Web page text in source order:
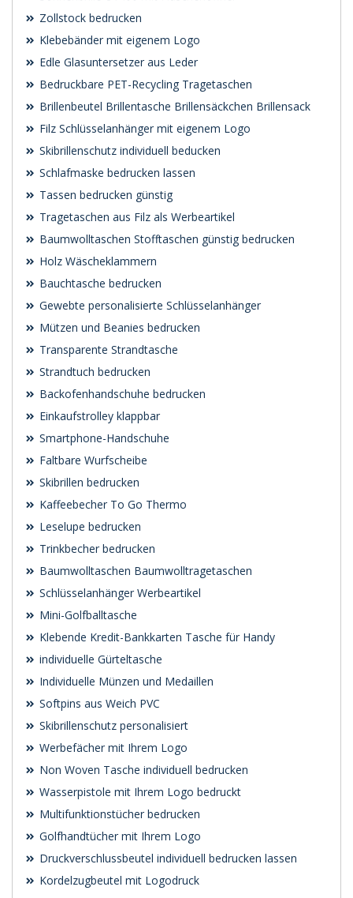
Zollstock bedrucken
Klebebänder mit eigenem Logo
Edle Glasuntersetzer aus Leder
Bedruckbare PET-Recycling Tragetaschen
Brillenbeutel Brillentasche Brillensäckchen Brillensack
Filz Schlüsselanhänger mit eigenem Logo
Skibrillenschutz individuell beducken
Schlafmaske bedrucken lassen
Tassen bedrucken günstig
Tragetaschen aus Filz als Werbeartikel
Baumwolltaschen Stofftaschen günstig bedrucken
Holz Wäscheklammern
Bauchtasche bedrucken
Gewebte personalisierte Schlüsselanhänger
Mützen und Beanies bedrucken
Transparente Strandtasche
Strandtuch bedrucken
Backofenhandschuhe bedrucken
Einkaufstrolley klappbar
Smartphone-Handschuhe
Faltbare Wurfscheibe
Skibrillen bedrucken
Kaffeebecher To Go Thermo
Leselupe bedrucken
Trinkbecher bedrucken
Baumwolltaschen Baumwolltragetaschen
Schlüsselanhänger Werbeartikel
Mini-Golfballtasche
Klebende Kredit-Bankkarten Tasche für Handy
individuelle Gürteltasche
Individuelle Münzen und Medaillen
Softpins aus Weich PVC
Skibrillenschutz personalisiert
Werbefächer mit Ihrem Logo
Non Woven Tasche individuell bedrucken
Wasserpistole mit Ihrem Logo bedruckt
Multifunktionstücher bedrucken
Golfhandtücher mit Ihrem Logo
Druckverschlussbeutel individuell bedrucken lassen
Kordelzugbeutel mit Logodruck